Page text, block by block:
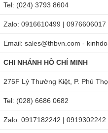
Tel: (024) 3793 8604
Zalo: 0916610499 |
Email: sales@thbvn.com -
CHI NHÁNH HỒ CHÍ MINH
275F Lý Thường Kiệt, P. Phú Thọ
Tel: (028) 6686 0682
Zalo: 0917182242 | 0919302242